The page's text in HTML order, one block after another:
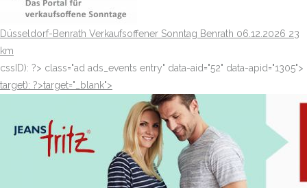
Düsseldorf-Benrath Verkaufsoffener Sonntag Benrath 06.12.2026 23
km
cssID): ?> class="ad ads_events entry" data-aid="52" data-apid="1305">
target): ?>target="_blank">